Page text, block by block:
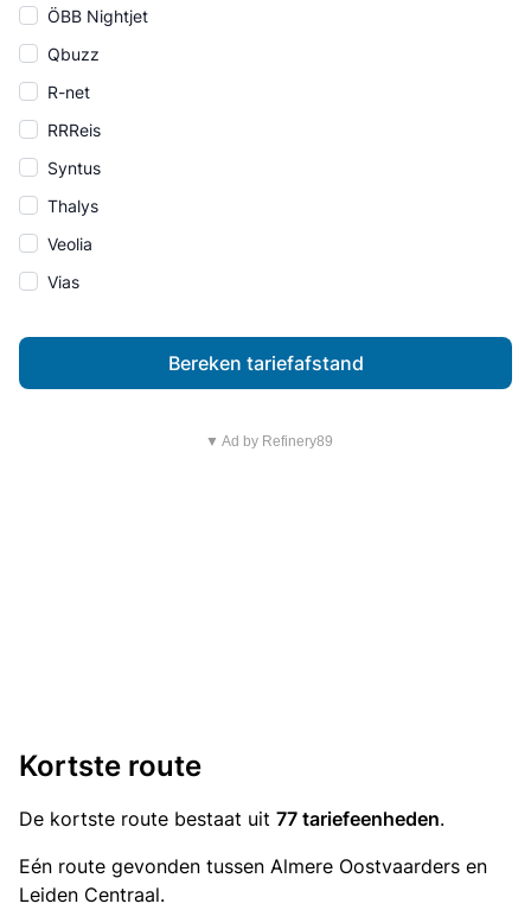
ÖBB Nightjet
Qbuzz
R-net
RRReis
Syntus
Thalys
Veolia
Vias
Bereken tariefafstand
▼ Ad by Refinery89
Kortste route
De kortste route bestaat uit 77 tariefeenheden.
Eén route gevonden tussen Almere Oostvaarders en
Leiden Centraal.